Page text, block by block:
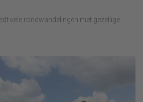
vele rondwandelingen met gezellige